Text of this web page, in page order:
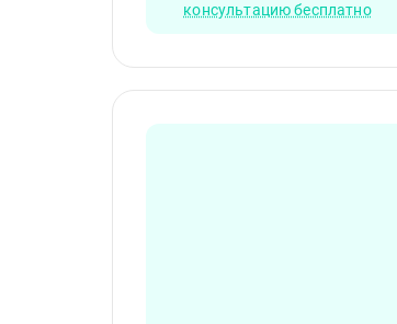
консультацию бесплатно